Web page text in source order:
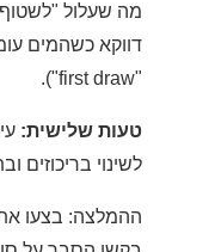
מה שעלול
דווקא כשהמים
"first draw").
טעות שלישית:
לשינוי בריכוזים
ההמלצה: בצעו את